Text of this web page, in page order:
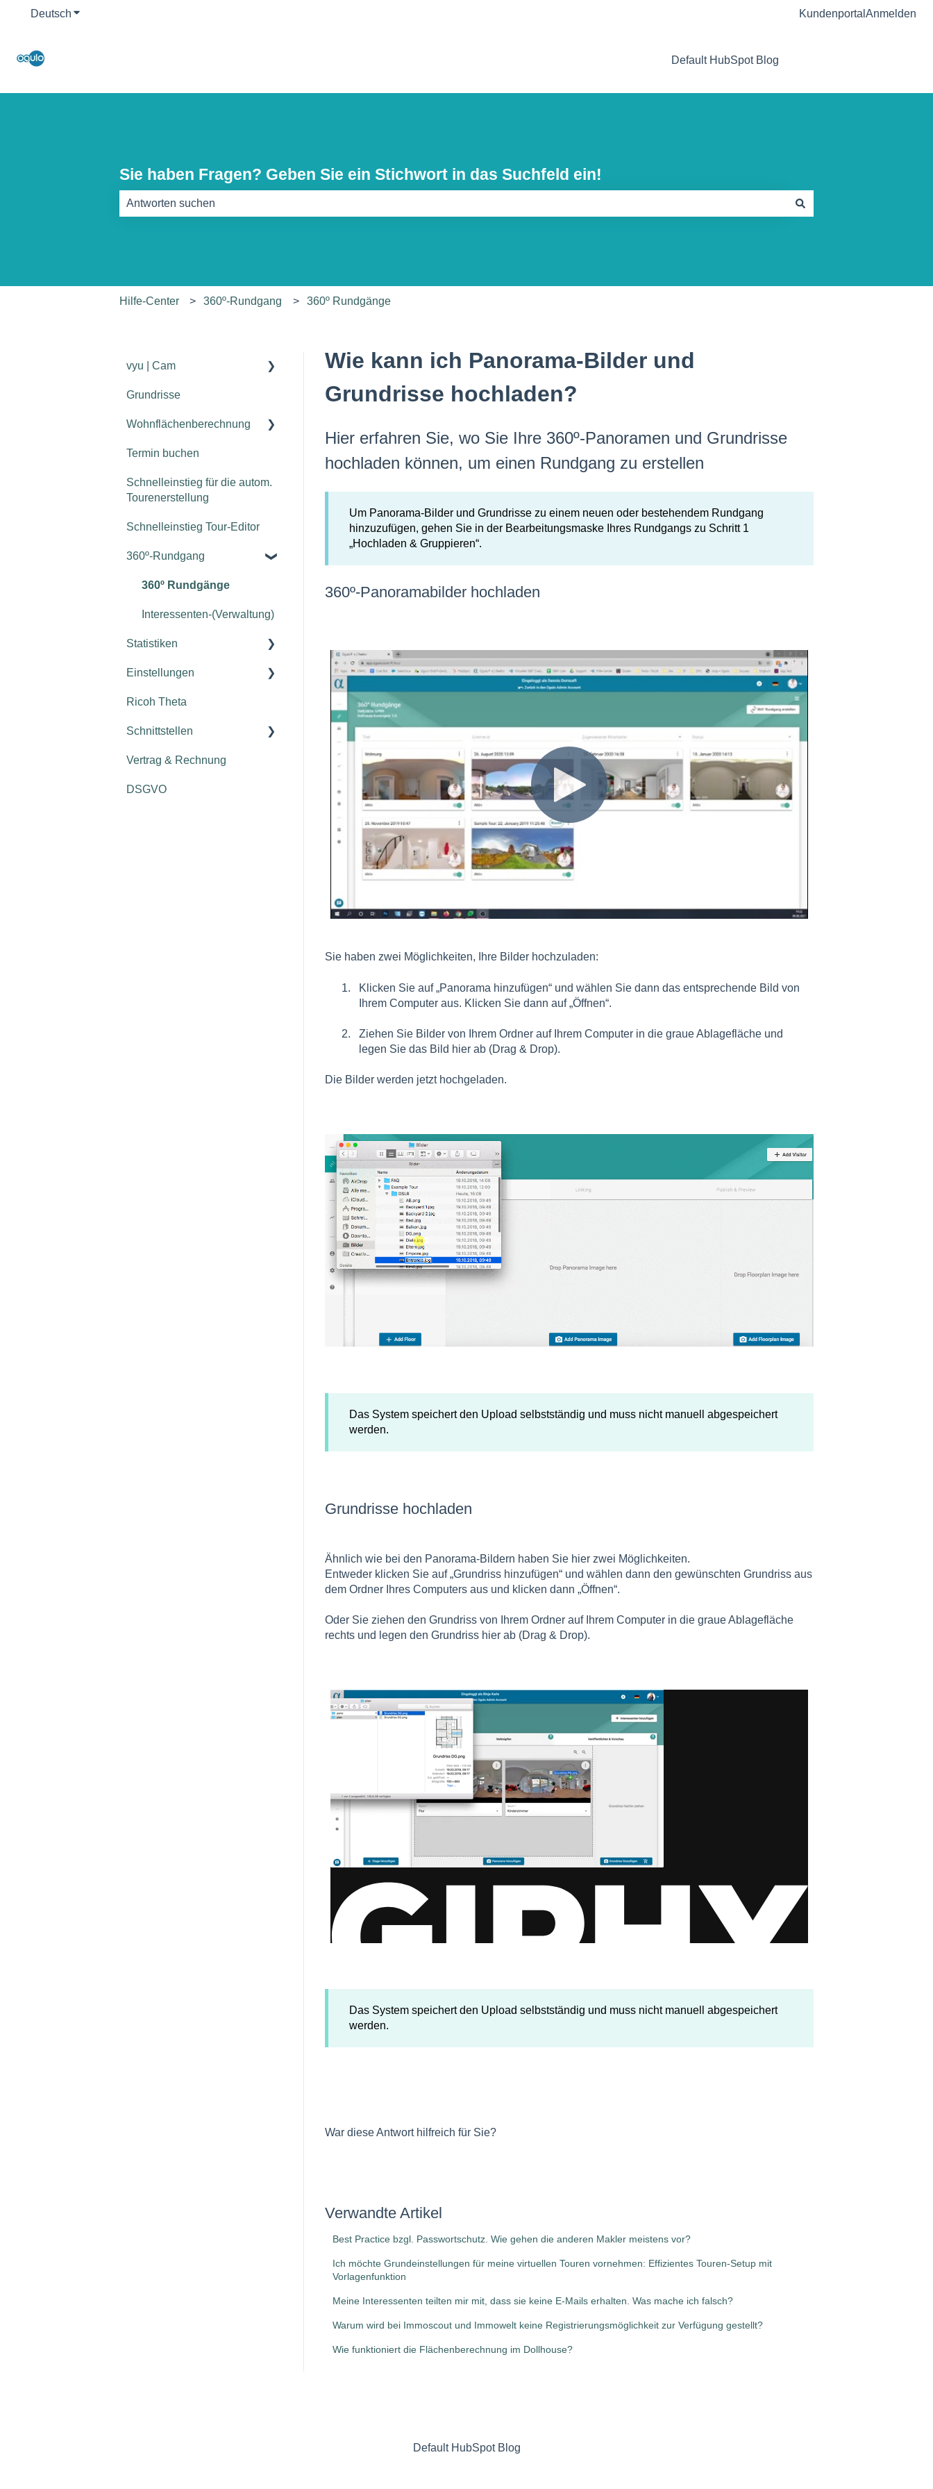
Deutsch Untermenü für Übersetzungen anzeigen Kundenportal Anmelden
Default HubSpot Blog
Sie haben Fragen? Geben Sie ein Stichwort in das Suchfeld ein!
Hilfe-Center 360º-Rundgang 360º Rundgänge
Wie kann ich Panorama-Bilder und
Grundrisse hochladen?
Hier erfahren Sie, wo Sie Ihre 360º-Panoramen und Grundrisse
hochladen können, um einen Rundgang zu erstellen
Um Panorama-Bilder und Grundrisse zu einem neuen oder bestehendem Rundgang
hinzuzufügen, gehen Sie in der Bearbeitungsmaske Ihres Rundgangs zu Schritt 1
„Hochladen & Gruppieren“.
360º-Panoramabilder hochladen
Sie haben zwei Möglichkeiten, Ihre Bilder hochzuladen:
Klicken Sie auf „Panorama hinzufügen“ und wählen Sie dann das entsprechende Bild von
Ihrem Computer aus. Klicken Sie dann auf „Öffnen“.
Ziehen Sie Bilder von Ihrem Ordner auf Ihrem Computer in die graue Ablagefläche und
legen Sie das Bild hier ab (Drag & Drop).
Die Bilder werden jetzt hochgeladen.
Das System speichert den Upload selbstständig und muss nicht manuell abgespeichert
werden.
Grundrisse hochladen
Ähnlich wie bei den Panorama-Bildern haben Sie hier zwei Möglichkeiten.
Entweder klicken Sie auf „Grundriss hinzufügen“ und wählen dann den gewünschten Grundriss aus
dem Ordner Ihres Computers aus und klicken dann „Öffnen“.
Oder Sie ziehen den Grundriss von Ihrem Ordner auf Ihrem Computer in die graue Ablagefläche
rechts und legen den Grundriss hier ab (Drag & Drop).
Das System speichert den Upload selbstständig und muss nicht manuell abgespeichert
werden.
War diese Antwort hilfreich für Sie?
Verwandte Artikel
Best Practice bzgl. Passwortschutz. Wie gehen die anderen Makler meistens vor?
Ich möchte Grundeinstellungen für meine virtuellen Touren vornehmen: Effizientes Touren-Setup mit
Vorlagenfunktion
Meine Interessenten teilten mir mit, dass sie keine E-Mails erhalten. Was mache ich falsch?
Warum wird bei Immoscout und Immowelt keine Registrierungsmöglichkeit zur Verfügung gestellt?
Wie funktioniert die Flächenberechnung im Dollhouse?
vyu | Cam
Erste Schritte mit Ihrer vyu
Grundrisse
Wohnflächenberechnung
Wann muss ich die Bilder
Termin buchen
Schnelleinstieg für die autom.
Tourenerstellung
Schnelleinstieg Tour-Editor
360º-Rundgang
360º Rundgänge
Interessenten-(Verwaltung)
Statistiken
Immobilien- und
Einstellungen
Account
Einstellungen
Ricoh Theta
Schnittstellen
onOffice
Flowfact
Vertrag & Rechnung
DSGVO
Default HubSpot Blog